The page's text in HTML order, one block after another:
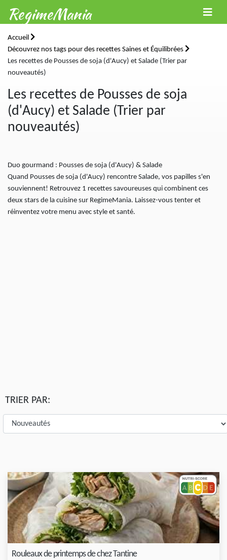
RegimeMania
Accueil
Découvrez nos tags pour des recettes Saines et Équilibrées
Les recettes de Pousses de soja (d'Aucy) et Salade (Trier par
nouveautés)
Les recettes de Pousses de soja
(d'Aucy) et Salade (Trier par
nouveautés)
Duo gourmand : Pousses de soja (d'Aucy) & Salade
Quand Pousses de soja (d'Aucy) rencontre Salade, vos papilles s'en
souviennent! Retrouvez 1 recettes savoureuses qui combinent ces
deux stars de la cuisine sur RegimeMania. Laissez-vous tenter et
réinventez votre menu avec style et santé.
TRIER PAR:
Rouleaux de printemps de chez Tantine